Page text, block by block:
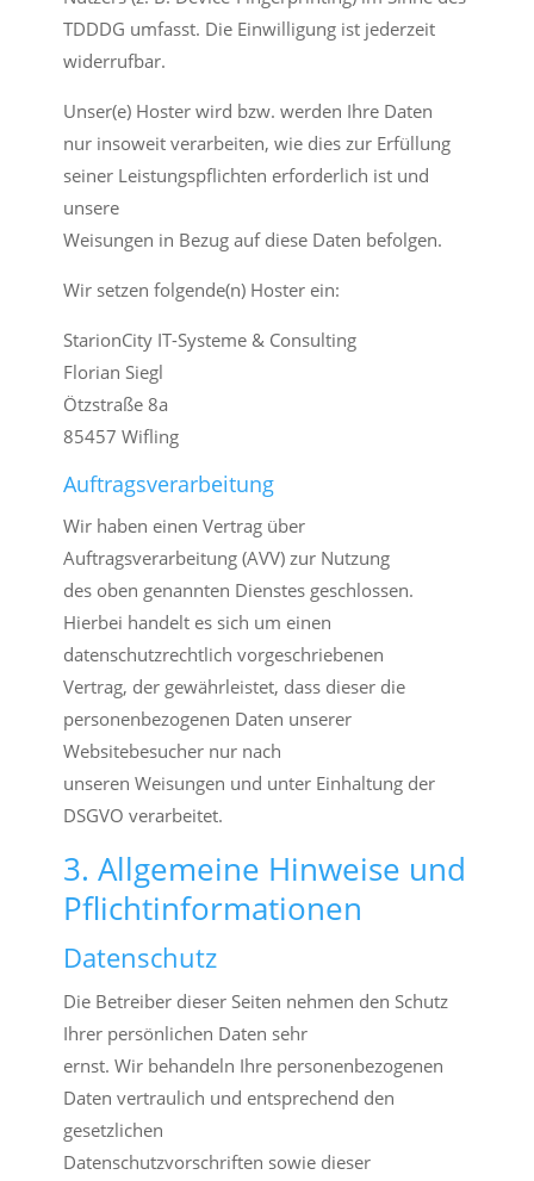
TDDDG umfasst. Die Einwilligung ist jederzeit
widerrufbar.
Unser(e) Hoster wird bzw. werden Ihre Daten
nur insoweit verarbeiten, wie dies zur Erfüllung
seiner Leistungspflichten erforderlich ist und
unsere
Weisungen in Bezug auf diese Daten befolgen.
Wir setzen folgende(n) Hoster ein:
StarionCity IT-Systeme & Consulting
Florian Siegl
Ötzstraße 8a
85457 Wifling
Auftragsverarbeitung
Wir haben einen Vertrag über
Auftragsverarbeitung (AVV) zur Nutzung
des oben genannten Dienstes geschlossen.
Hierbei handelt es sich um einen
datenschutzrechtlich vorgeschriebenen
Vertrag, der gewährleistet, dass dieser die
personenbezogenen Daten unserer
Websitebesucher nur nach
unseren Weisungen und unter Einhaltung der
DSGVO verarbeitet.
3. Allgemeine Hinweise und
Pflicht­informationen
Datenschutz
Die Betreiber dieser Seiten nehmen den Schutz
Ihrer persönlichen Daten sehr
ernst. Wir behandeln Ihre personenbezogenen
Daten vertraulich und entsprechend den
gesetzlichen
Datenschutzvorschriften sowie dieser